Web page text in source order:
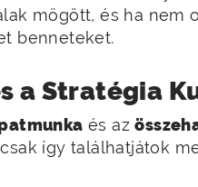
mögött, és ha nem
benneteket.
a Stratégia
és az
így találhatjátok